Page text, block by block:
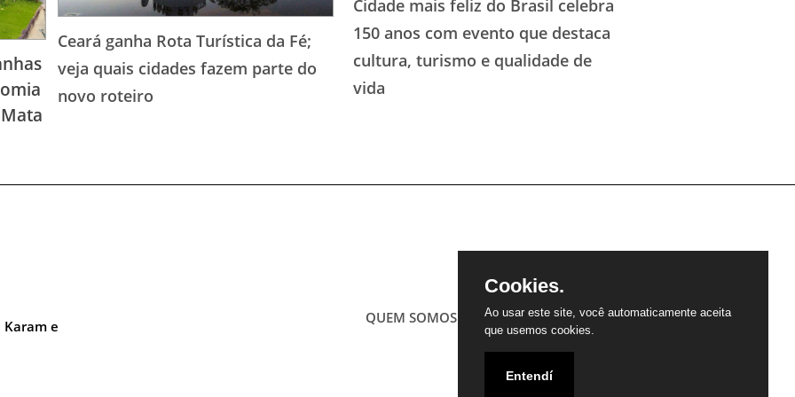
Ceará ganha Rota Turística da Fé;
veja quais cidades fazem parte do
novo roteiro
Cidade mais feliz do Brasil celebra
150 anos com evento que destaca
cultura, turismo e qualidade de
vida
Karam e PARCEIROS
CONTATO
QUEM SOMOS
Cookies.
Ao usar este site, você automaticamente aceita
que usemos cookies.
Entendí